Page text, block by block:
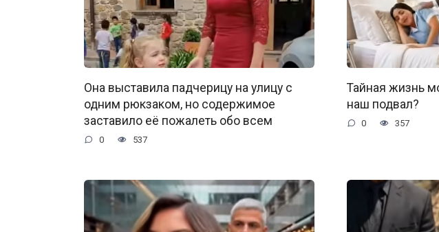
Она выставила падчерицу на улицу с
одним рюкзаком, но содержимое
заставило её пожалеть обо всем
0 537
Тайная жизнь
наш подвал?
0 357